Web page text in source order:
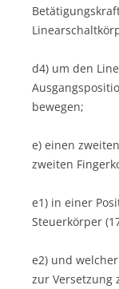
d4) um den
bewegen;
e) einen
zweiten
e1) in einer
Steuerkörper
e2) und
zur Versetzung